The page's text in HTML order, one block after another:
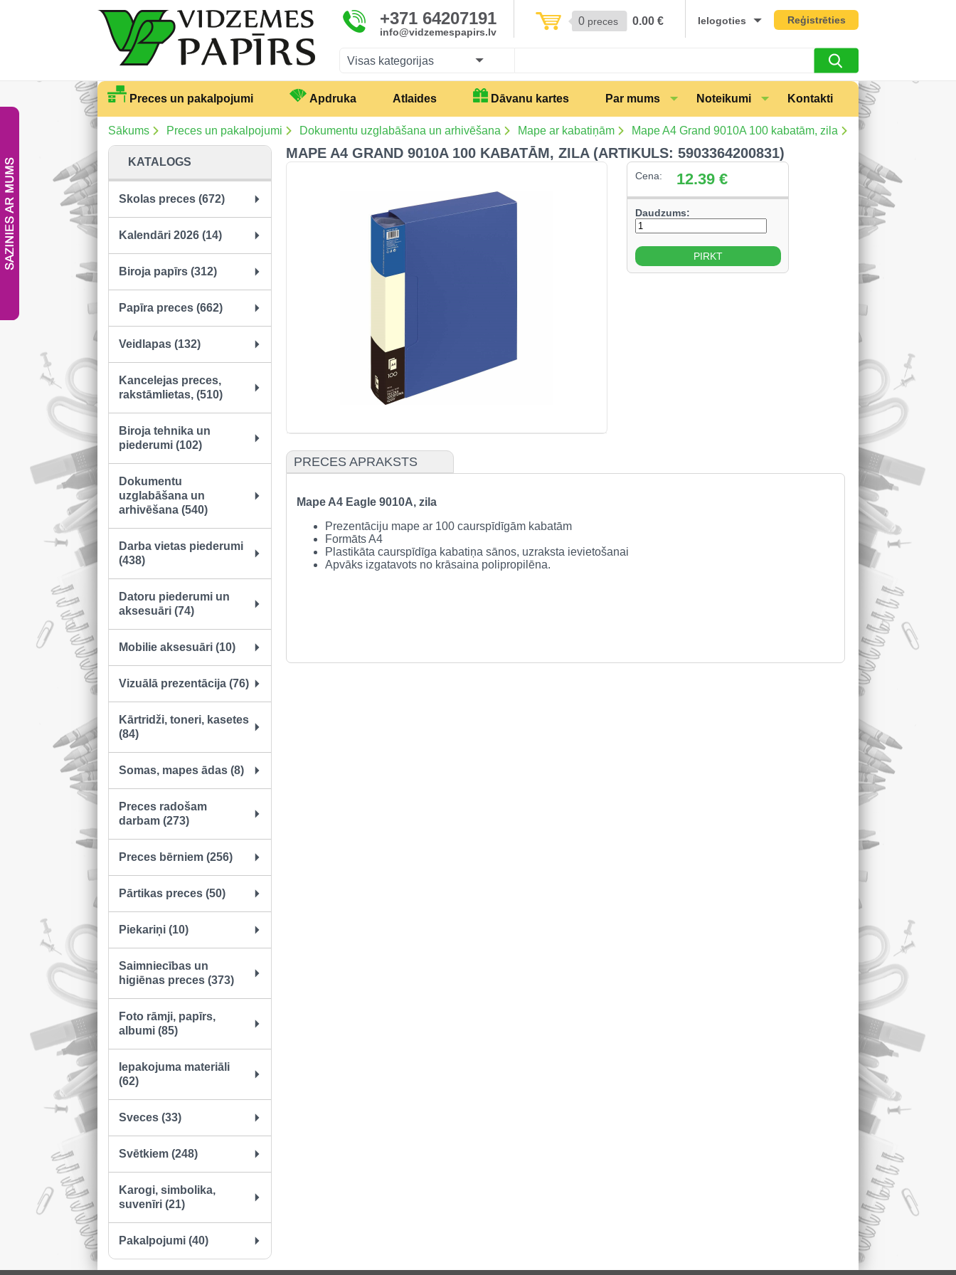
+371 64207191
info@vidzemespapirs.lv
0 preces 0.00 € Ielogoties Reģistrēties
Visas kategorijas
Preces un pakalpojumi Apdruka Atlaides Dāvanu kartes Par mums Noteikumi Kontakti
Sākums Preces un pakalpojumi Dokumentu uzglabāšana un arhivēšana Mape ar kabatiņām Mape A4 Grand 9010A 100 kabatām, zila
KATALOGS
Skolas preces (672)
Kalendāri 2026 (14)
Biroja papīrs (312)
Papīra preces (662)
Veidlapas (132)
Kancelejas preces,
rakstāmlietas, (510)
Biroja tehnika un
piederumi (102)
Dokumentu
uzglabāšana un
arhivēšana (540)
Darba vietas piederumi
(438)
Datoru piederumi un
aksesuāri (74)
Mobilie aksesuāri (10)
Vizuālā prezentācija (76)
Kārtridži, toneri, kasetes
(84)
Somas, mapes ādas (8)
Preces radošam
darbam (273)
Preces bērniem (256)
Pārtikas preces (50)
Piekariņi (10)
Saimniecības un
higiēnas preces (373)
Foto rāmji, papīrs,
albumi (85)
Iepakojuma materiāli
(62)
Sveces (33)
Svētkiem (248)
Karogi, simbolika,
suvenīri (21)
Pakalpojumi (40)
MAPE A4 GRAND 9010A 100 KABATĀM, ZILA (ARTIKULS: 5903364200831)
Cena: 12.39 €
Daudzums:
PRECES APRAKSTS
Mape A4 Eagle 9010A, zila
Prezentāciju mape ar 100 caurspīdīgām kabatām
Formāts A4
Plastikāta caurspīdīga kabatiņa sānos, uzraksta ievietošanai
Apvāks izgatavots no krāsaina polipropilēna.